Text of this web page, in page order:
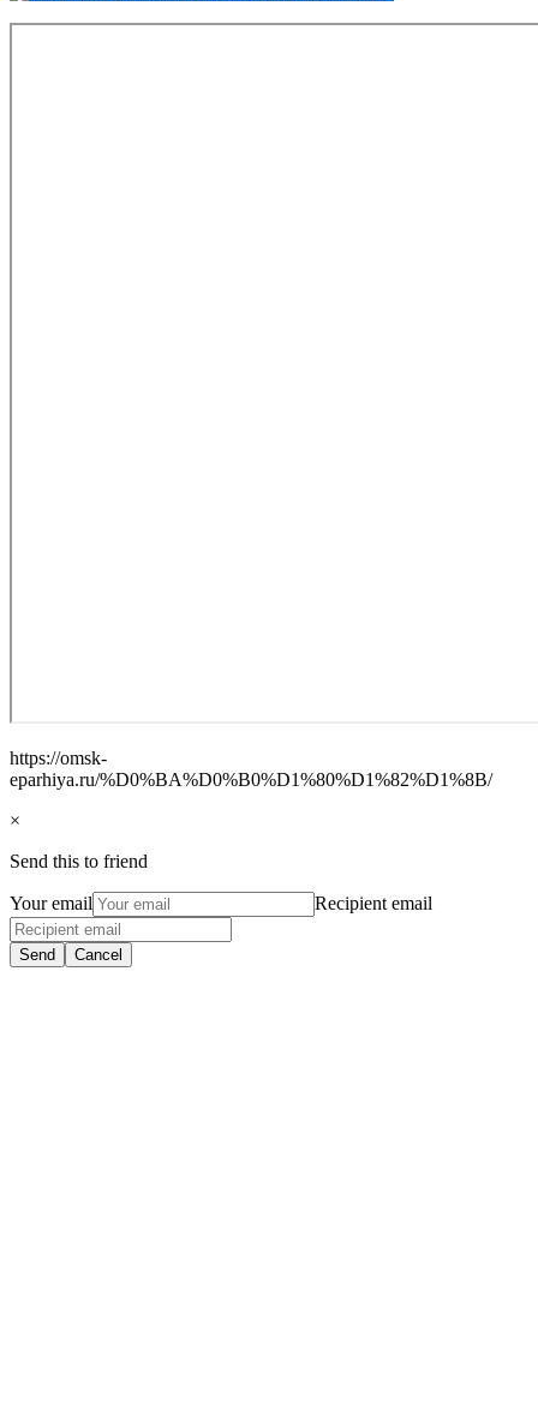
https://omsk-
eparhiya.ru/%D0%BA%D0%B0%D1%80%D1%82%D1%8B/
×
Send this to friend
Your email Recipient email
Send Cancel